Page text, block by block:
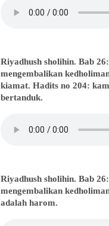
Riyadhush sholihin. Bab
mengembalikan
kiamat. Hadits no 204:
bertanduk.
Riyadhush sholihin. Bab
mengembalikan
adalah harom.